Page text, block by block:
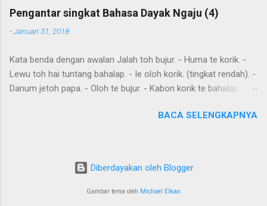
gambar berikut ini): Perahu naga dari getah
nyatu
Pengantar singkat Bahasa Dayak Ngaju (4)
-Januari 31, 2018
Kata benda dengan awalan Jalah toh bujur. - Huma te korik. -
Lewu toh hai tuntang bahalap. - Ie oloh korik. (tingkat rendah). -
Danum jetoh papa. - Oloh te bujur. - Kabon korik te bahalap. -
yang dibentuk dari kata sehari-hari Ingat: Kalimat biasanya
ditekankan. Kemurnia suku juga penting. Tensesnya dibentuk
oleh "aton", nya; "jari", sudah; "kareh," masa depan, akan, dan
"akan," akan, harus, semuanya mendahului kata kerja. Seringkali
BACA SELENGKAPNYA
Diberdayakan oleh Blogger
Gambar tema oleh Michael Elkan